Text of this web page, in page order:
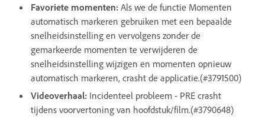
Favoriete momenten: Als we de functie Momenten
automatisch markeren gebruiken met een bepaalde
snelheidsinstelling en vervolgens zonder de
gemarkeerde momenten te verwijderen de
snelheidsinstelling wijzigen en momenten opnieuw
automatisch markeren, crasht de applicatie.(#3791500)
Videoverhaal: Incidenteel probleem - PRE crasht
tijdens voorvertoning van hoofdstuk/film.(#3790648)